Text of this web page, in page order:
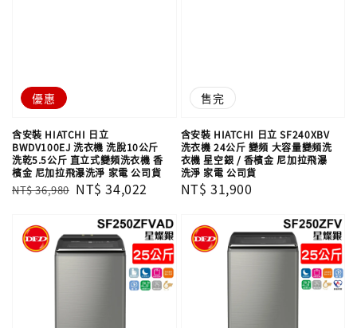
優惠
含安裝 HIATCHI 日立
BWDV100EJ 洗衣機 洗脫10公斤
洗乾5.5公斤 直立式變頻洗衣機 香
檳金 尼加拉飛瀑洗淨 家電 公司貨
Regular
NT$ 36,980 Sale
NT$ 34,022
售完
含安裝 HIATCHI 日立 SF240XBV
洗衣機 24公斤 變頻 大容量變頻洗
衣機 星空銀 / 香檳金 尼加拉飛瀑
洗淨 家電 公司貨
Regular
NT$ 31,900